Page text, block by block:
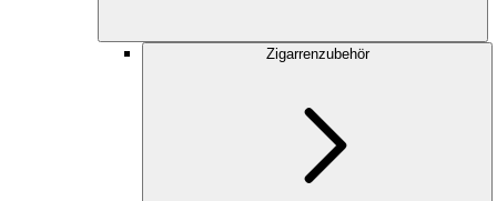
Zigarrenzubehör